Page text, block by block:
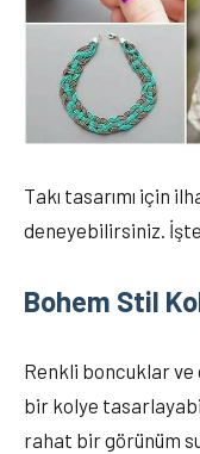
Takı tasarımı için
deneyebilirsiniz.
Bohem Stil
Renkli boncuklar
bir kolye
rahat bir görünüm